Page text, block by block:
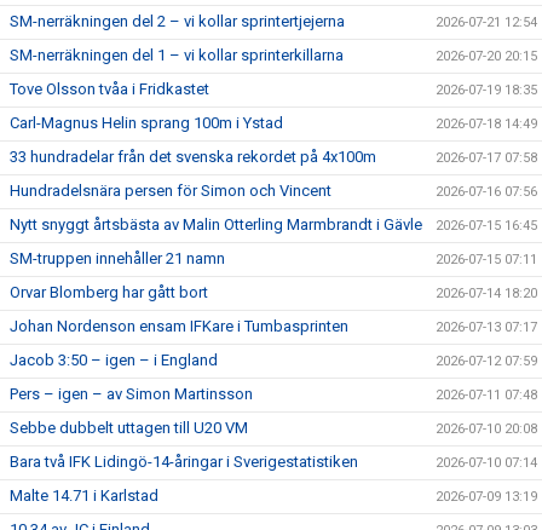
SM-nerräkningen del 2 – vi kollar sprintertjejerna 2026-07-21 12:54
SM-nerräkningen del 1 – vi kollar sprinterkillarna 2026-07-20 20:15
Tove Olsson tvåa i Fridkastet 2026-07-19 18:35
Carl-Magnus Helin sprang 100m i Ystad 2026-07-18 14:49
33 hundradelar från det svenska rekordet på 4x100m 2026-07-17 07:58
Hundradelsnära persen för Simon och Vincent 2026-07-16 07:56
Nytt snyggt årtsbästa av Malin Otterling Marmbrandt i Gävle 2026-07-15 16:45
SM-truppen innehåller 21 namn 2026-07-15 07:11
Orvar Blomberg har gått bort 2026-07-14 18:20
Johan Nordenson ensam IFKare i Tumbasprinten 2026-07-13 07:17
Jacob 3:50 – igen – i England 2026-07-12 07:59
Pers – igen – av Simon Martinsson 2026-07-11 07:48
Sebbe dubbelt uttagen till U20 VM 2026-07-10 20:08
Bara två IFK Lidingö-14-åringar i Sverigestatistiken 2026-07-10 07:14
Malte 14.71 i Karlstad 2026-07-09 13:19